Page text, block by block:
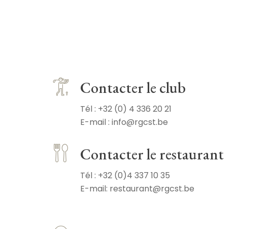
Contacter le club
Tél : +32 (0) 4 336 20 21
E-mail : info@rgcst.be
Contacter le restaurant
Tél : +32 (0)4 337 10 35
E-mail: restaurant@rgcst.be